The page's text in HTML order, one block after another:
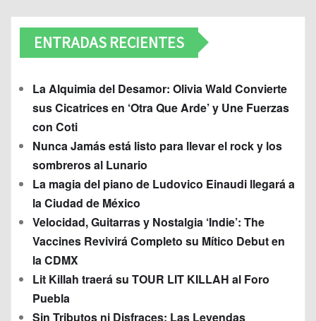
ENTRADAS RECIENTES
La Alquimia del Desamor: Olivia Wald Convierte
sus Cicatrices en ‘Otra Que Arde’ y Une Fuerzas
con Coti
Nunca Jamás está listo para llevar el rock y los
sombreros al Lunario
La magia del piano de Ludovico Einaudi llegará a
la Ciudad de México
Velocidad, Guitarras y Nostalgia ‘Indie’: The
Vaccines Revivirá Completo su Mítico Debut en
la CDMX
Lit Killah traerá su TOUR LIT KILLAH al Foro
Puebla
Sin Tributos ni Disfraces: Las Leyendas